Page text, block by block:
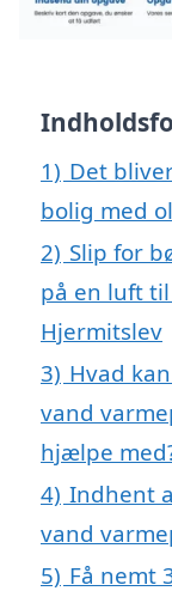
1) Det
bolig med
2) Slip for
på en luft
Hjermitslev
3) Hvad
vand
hjælpe
4) Indhent
vand
5) Få nemt